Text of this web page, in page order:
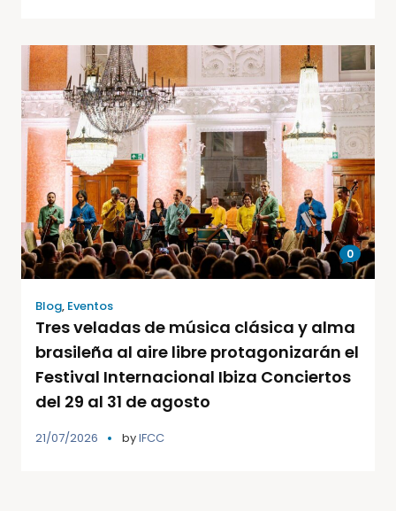
0
Blog, Eventos
Tres veladas de música clásica y alma
brasileña al aire libre protagonizarán el
Festival Internacional Ibiza Conciertos
del 29 al 31 de agosto
21/07/2026 byIFCC